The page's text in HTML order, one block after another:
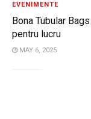
EVENIMENTE
Bona Tubular
pentru lucru
MAY 6, 2025